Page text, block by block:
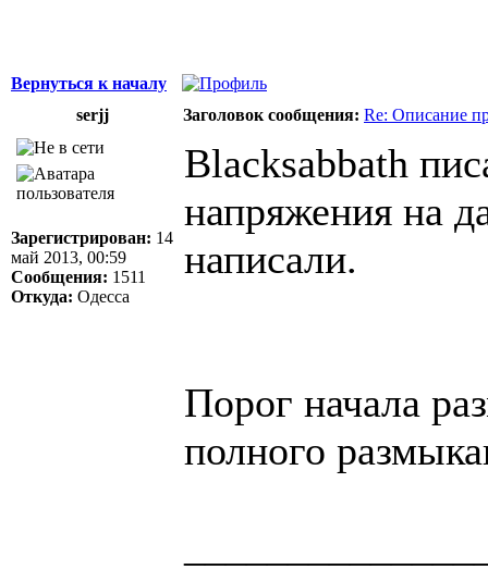
Вернуться к началу
serjj
Заголовок сообщения: Re: Описание
Зарегистрирован: 14
май 2013, 00:59
Сообщения: 1511
Откуда: Одесса
Blacksabbath
напряжения на
написали.
Порог начала
полного